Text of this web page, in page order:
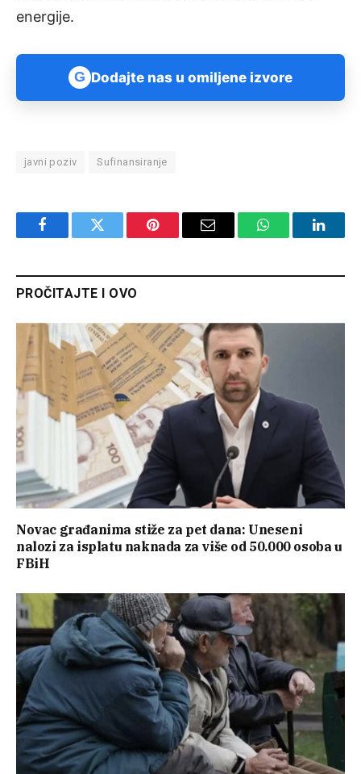
energije.
G Dodajte nas u omiljene izvore
javni poziv Sufinansiranje
FacebookTwitter Pinterest Email WhatsApp
PROČITAJTE I OVO
Novac građanima stiže za pet dana: Uneseni
nalozi za isplatu naknada za više od 50.000 osoba u
FBiH